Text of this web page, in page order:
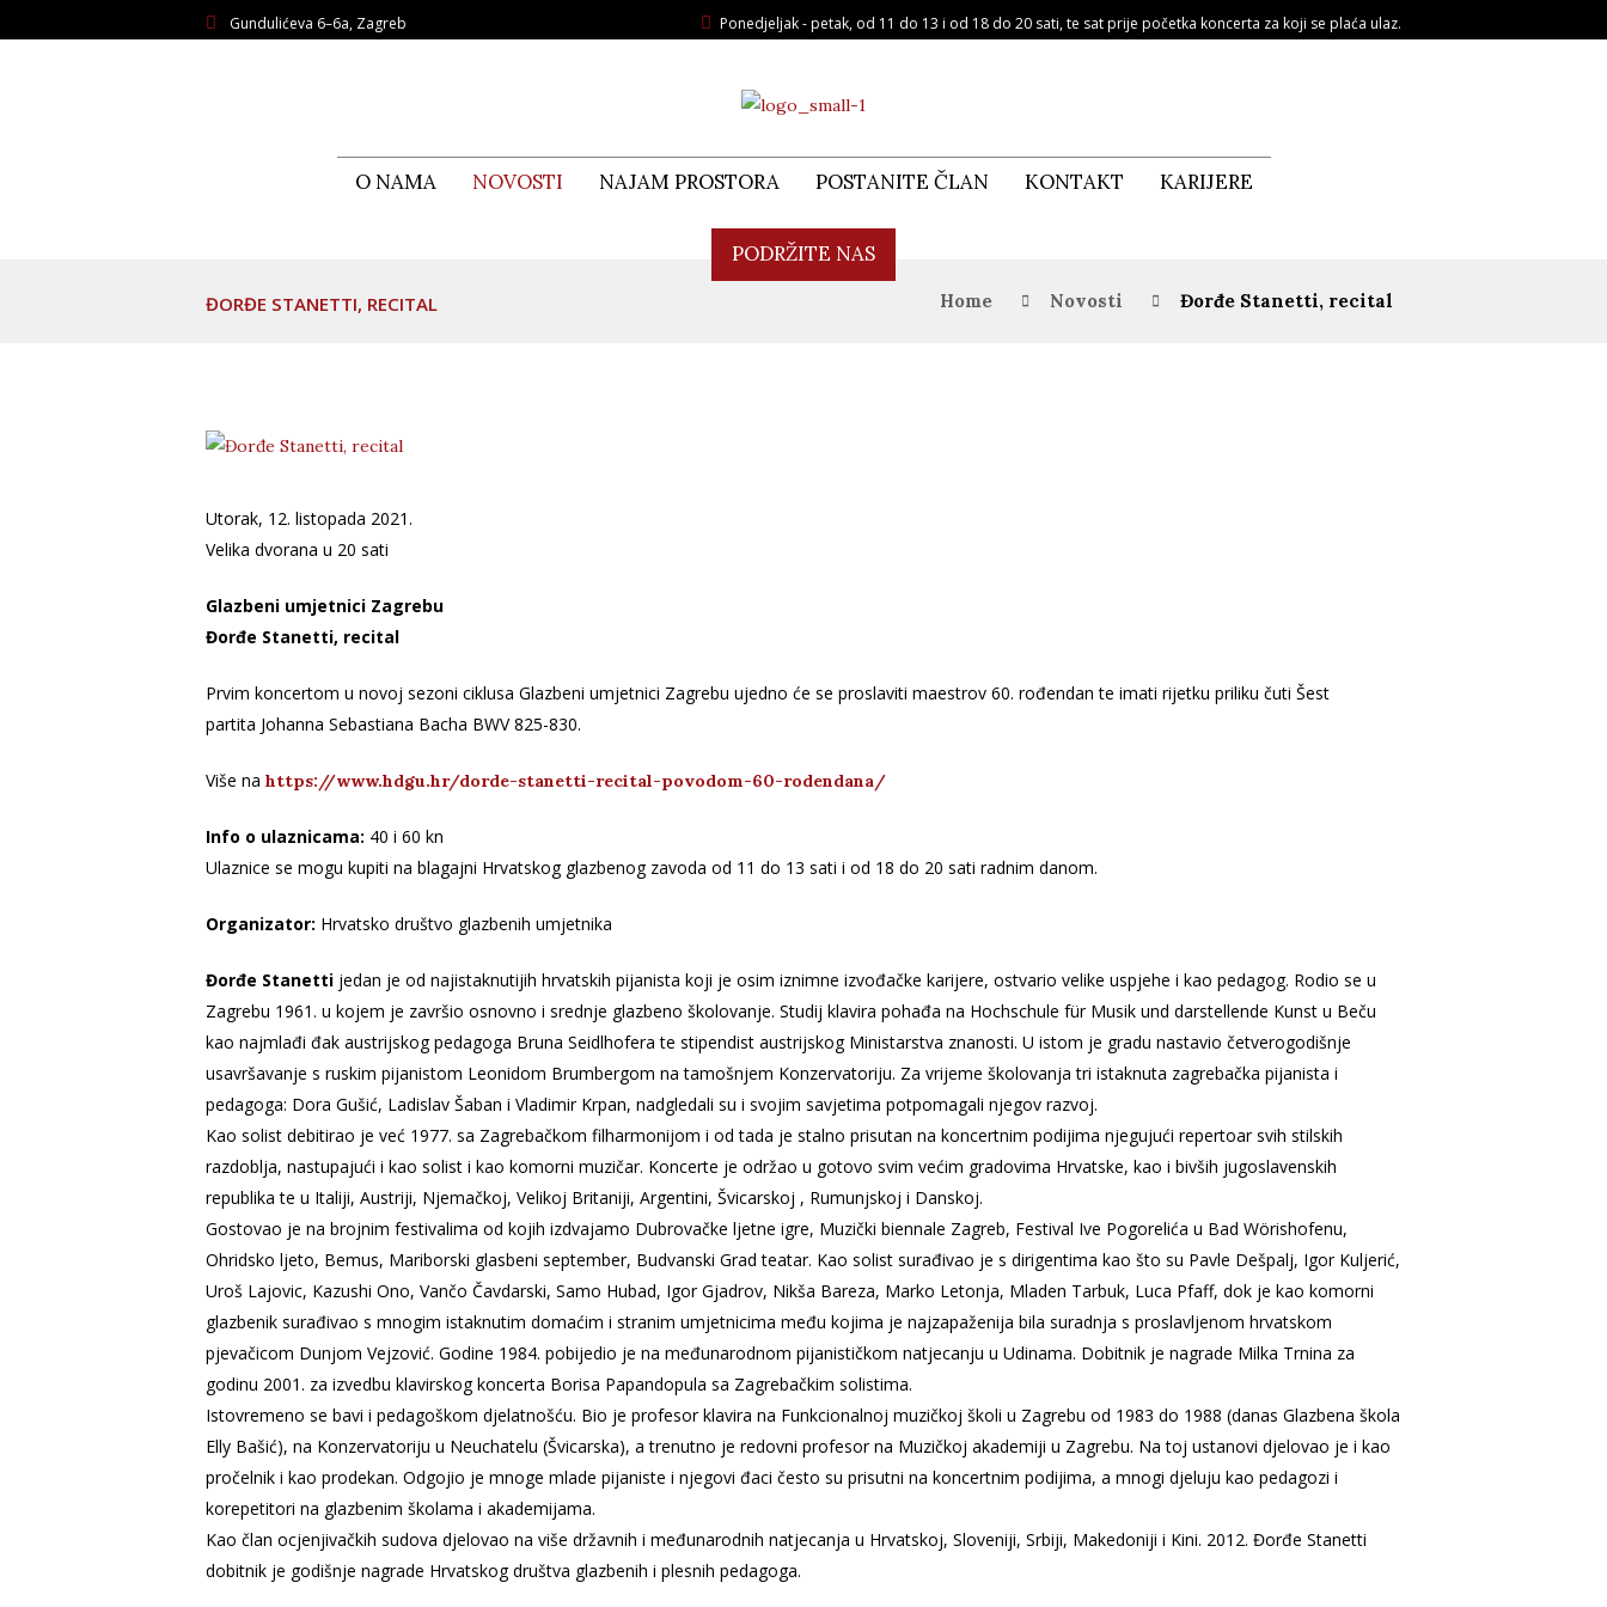
Gundulićeva 6–6a, Zagreb Ponedjeljak - petak, od 11 do 13 i od 18 do 20 sati, te sat prije početka koncerta za koji se plaća ulaz.
O NAMA NOVOSTI NAJAM PROSTORA POSTANITE ČLAN KONTAKT KARIJERE
PODRŽITE NAS
ĐORĐE STANETTI, RECITAL Home Novosti Đorđe Stanetti, recital
Utorak, 12. listopada 2021.
Velika dvorana u 20 sati
Glazbeni umjetnici Zagrebu
Đorđe Stanetti, recital
Prvim koncertom u novoj sezoni ciklusa Glazbeni umjetnici Zagrebu ujedno će se proslaviti maestrov 60. rođendan te imati rijetku priliku čuti Šest
partita Johanna Sebastiana Bacha BWV 825-830.
Više na https://www.hdgu.hr/dorde-stanetti-recital-povodom-60-rodendana/
Info o ulaznicama: 40 i 60 kn
Ulaznice se mogu kupiti na blagajni Hrvatskog glazbenog zavoda od 11 do 13 sati i od 18 do 20 sati radnim danom.
Organizator: Hrvatsko društvo glazbenih umjetnika
Đorđe Stanetti jedan je od najistaknutijih hrvatskih pijanista koji je osim iznimne izvođačke karijere, ostvario velike uspjehe i kao pedagog. Rodio se u
Zagrebu 1961. u kojem je završio osnovno i srednje glazbeno školovanje. Studij klavira pohađa na Hochschule für Musik und darstellende Kunst u Beču
kao najmlađi đak austrijskog pedagoga Bruna Seidlhofera te stipendist austrijskog Ministarstva znanosti. U istom je gradu nastavio četverogodišnje
usavršavanje s ruskim pijanistom Leonidom Brumbergom na tamošnjem Konzervatoriju. Za vrijeme školovanja tri istaknuta zagrebačka pijanista i
pedagoga: Dora Gušić, Ladislav Šaban i Vladimir Krpan, nadgledali su i svojim savjetima potpomagali njegov razvoj.
Kao solist debitirao je već 1977. sa Zagrebačkom filharmonijom i od tada je stalno prisutan na koncertnim podijima njegujući repertoar svih stilskih
razdoblja, nastupajući i kao solist i kao komorni muzičar. Koncerte je održao u gotovo svim većim gradovima Hrvatske, kao i bivših jugoslavenskih
republika te u Italiji, Austriji, Njemačkoj, Velikoj Britaniji, Argentini, Švicarskoj , Rumunjskoj i Danskoj.
Gostovao je na brojnim festivalima od kojih izdvajamo Dubrovačke ljetne igre, Muzički biennale Zagreb, Festival Ive Pogorelića u Bad Wörishofenu,
Ohridsko ljeto, Bemus, Mariborski glasbeni september, Budvanski Grad teatar. Kao solist surađivao je s dirigentima kao što su Pavle Dešpalj, Igor Kuljerić,
Uroš Lajovic, Kazushi Ono, Vančo Čavdarski, Samo Hubad, Igor Gjadrov, Nikša Bareza, Marko Letonja, Mladen Tarbuk, Luca Pfaff, dok je kao komorni
glazbenik surađivao s mnogim istaknutim domaćim i stranim umjetnicima među kojima je najzapaženija bila suradnja s proslavljenom hrvatskom
pjevačicom Dunjom Vejzović. Godine 1984. pobijedio je na međunarodnom pijanističkom natjecanju u Udinama. Dobitnik je nagrade Milka Trnina za
godinu 2001. za izvedbu klavirskog koncerta Borisa Papandopula sa Zagrebačkim solistima.
Istovremeno se bavi i pedagoškom djelatnošću. Bio je profesor klavira na Funkcionalnoj muzičkoj školi u Zagrebu od 1983 do 1988 (danas Glazbena škola
Elly Bašić), na Konzervatoriju u Neuchatelu (Švicarska), a trenutno je redovni profesor na Muzičkoj akademiji u Zagrebu. Na toj ustanovi djelovao je i kao
pročelnik i kao prodekan. Odgojio je mnoge mlade pijaniste i njegovi đaci često su prisutni na koncertnim podijima, a mnogi djeluju kao pedagozi i
korepetitori na glazbenim školama i akademijama.
Kao član ocjenjivačkih sudova djelovao na više državnih i međunarodnih natjecanja u Hrvatskoj, Sloveniji, Srbiji, Makedoniji i Kini. 2012. Đorđe Stanetti
dobitnik je godišnje nagrade Hrvatskog društva glazbenih i plesnih pedagoga.